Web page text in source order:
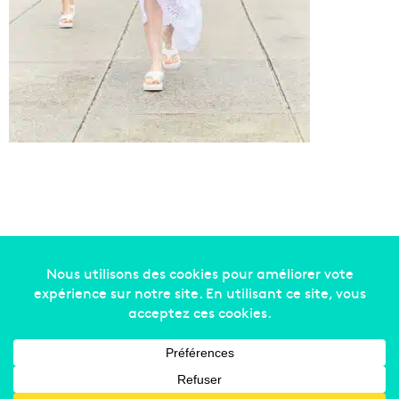
Copyright © 2014-2022Made in Marseille. Tous droits
mentions légales-nous contacter
sommes-nous-annonceurs
Facebook
X LinkedinYouTubeInstagram
RSS